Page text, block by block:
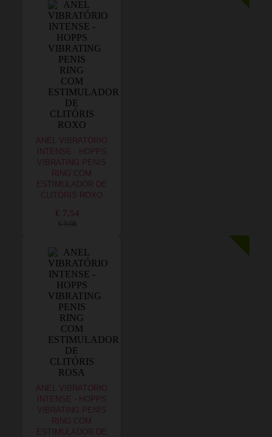
ANEL VIBRATÓRIO
INTENSE - HOPPS
VIBRATING PENIS
RING COM
ESTIMULADOR DE
CLITÓRIS ROXO
€ 7,54
€ 9,08
ANEL VIBRATÓRIO
INTENSE - HOPPS
VIBRATING PENIS
RING COM
ESTIMULADOR DE